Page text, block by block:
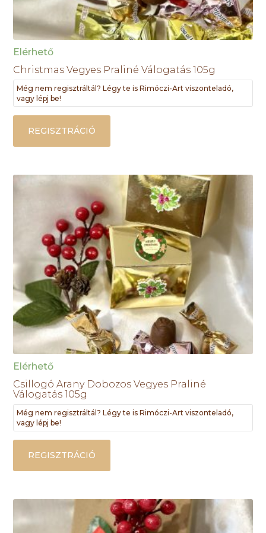
Elérhető
Christmas Vegyes Praliné Válogatás 105g
Még nem regisztráltál? Légy te is Rimóczi-Art viszonteladó,
vagy lépj be!
REGISZTRÁCIÓ
Elérhető
Csillogó Arany Dobozos Vegyes Praliné
Válogatás 105g
Még nem regisztráltál? Légy te is Rimóczi-Art viszonteladó,
vagy lépj be!
REGISZTRÁCIÓ